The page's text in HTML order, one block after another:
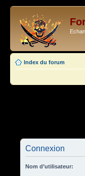
Index du forum
Connexion
Nom d’utilisateur: